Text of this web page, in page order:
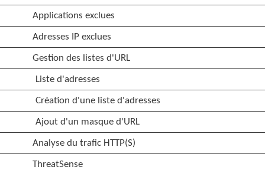
Applications exclues
Adresses IP exclues
Gestion des listes d'URL
Liste d'adresses
Création d'une liste d'adresses
Ajout d'un masque d'URL
Analyse du trafic HTTP(S)
ThreatSense